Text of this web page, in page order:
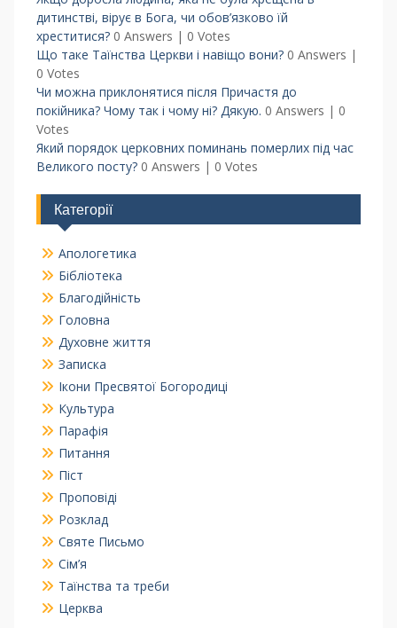
дитинстві, вірує в Бога, чи обов’язково їй
хреститися? 0 Answers | 0 Votes
Що таке Таїнства Церкви і навіщо вони? 0 Answers |
0 Votes
Чи можна приклонятися після Причастя до
покійника? Чому так і чому ні? Дякую. 0 Answers | 0
Votes
Який порядок церковних поминань померлих під час
Великого посту? 0 Answers | 0 Votes
Категорії
Апологетика
Бібліотека
Благодійність
Головна
Духовне життя
Записка
Ікони Пресвятої Богородиці
Культура
Парафія
Питання
Піст
Проповіді
Розклад
Святе Письмо
Сім’я
Таїнства та треби
Церква